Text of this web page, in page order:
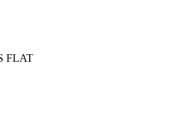
FLAT